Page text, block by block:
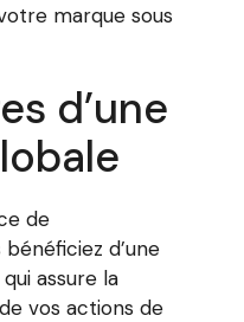
marque sous
d’une
de
d’une
assure la
vos actions de